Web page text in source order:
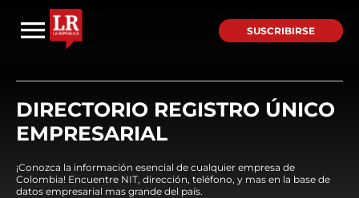
SUSCRIBIRSE
DIRECTORIO REGISTRO ÚNICO
EMPRESARIAL
¡Conozca la información esencial de cualquier empresa de
Colombia! Encuentre NIT, dirección, teléfono, y mas en la base de
datos empresarial mas grande del país.